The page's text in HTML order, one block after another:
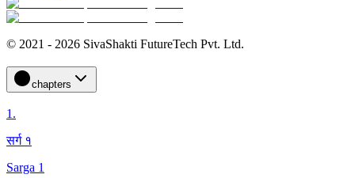
© 2021 - 2026 SivaShakti FutureTech Pvt. Ltd.
chapters
1.
सर्ग १
Sarga 1